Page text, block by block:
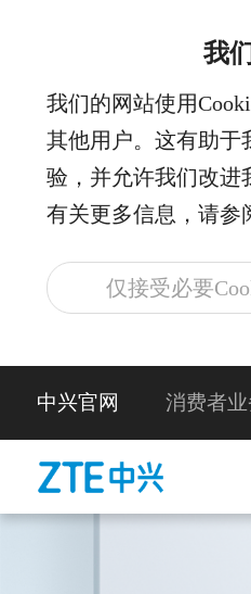
我
我们的网站使用
其他用户。这有助于
验，并允许我们改进
有关更多信息，请参
仅接受必要
中兴官网 消费者业